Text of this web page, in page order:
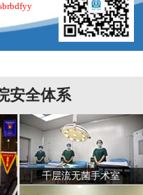
安全体系
千层流无菌手术室